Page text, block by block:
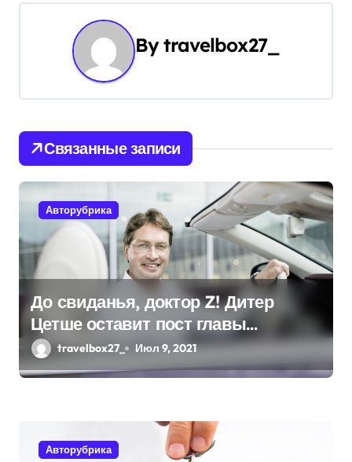
г
и
я
п
о
з
а
п
и
с
Bytravelbox27_
Связанные записи
Авторубрика
До свиданья, доктор Z! Дитер
Цетше оставит пост главы
концерна Daimler
travelbox27_ Июл 9, 2021
Авторубрика